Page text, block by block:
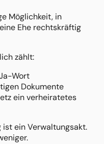
Möglichkeit, in
Ehe rechtskräftig
zählt:
Wort
Dokumente
ein verheiratetes
ein Verwaltungsakt.